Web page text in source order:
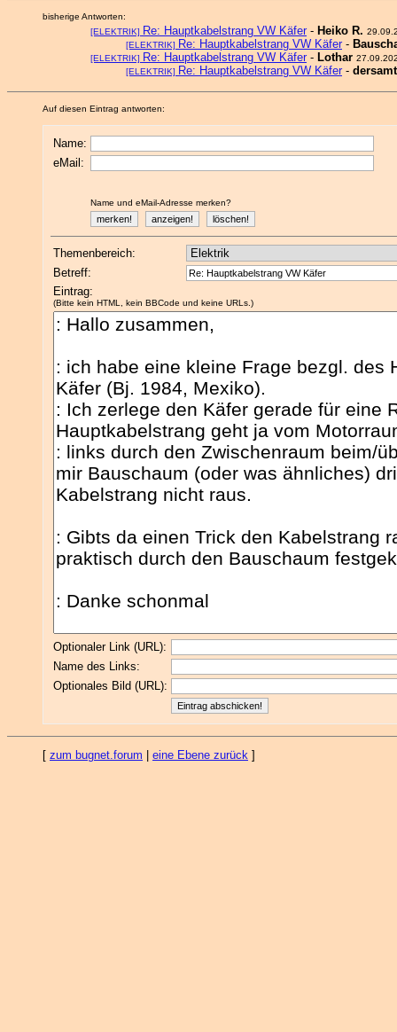
bisherige Antworten:
[ELEKTRIK] Re: Hauptkabelstrang VW Käfer- Heiko R.
[ELEKTRIK] Re: Hauptkabelstrang VW Käfer-
[ELEKTRIK] Re: Hauptkabelstrang VW Käfer- Lothar
[ELEKTRIK] Re: Hauptkabelstrang VW Käfer-
Auf diesen Eintrag antworten:
Name:
eMail:
Name und eMail-Adresse merken?
Themenbereich:
Betreff:
Eintrag:
(Bitte kein HTML, kein BBCode und keine URLs.)
Optionaler Link (URL):
Name des Links:
Optionales Bild (URL):
[ zum bugnet.forum eine Ebene zurück ]